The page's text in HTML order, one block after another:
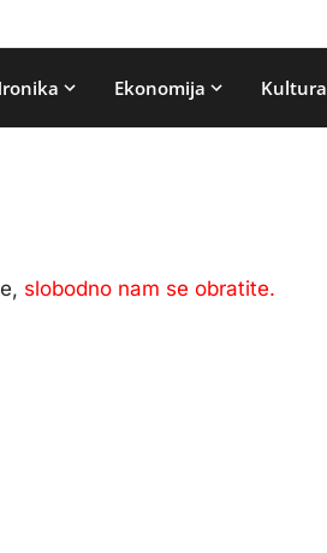
Ekonomija Kultura
slobodno nam se obratite.